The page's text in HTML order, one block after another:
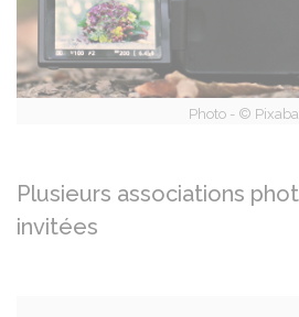
Photo - ©
Plusieurs associations
invitées